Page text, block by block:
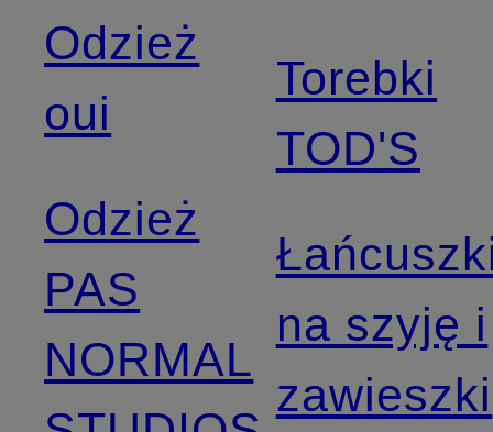
Odzież
oui
Odzież
PAS
NORMAL
Torebki
TOD'S
na szyję i
zawieszki